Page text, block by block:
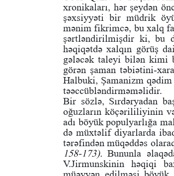
xronikaları, hər şeydən
şəxsiyyəti bir müdrik
mənim fikrimcə, bu xalq
şərtləndirilmişdir ki, bu
həqiqətdə xalqın görüş
gələcək taleyi bilən kimi
görən şaman təbiətini-
Halbuki, Şamanizm qədim
təəccübləndirməməlidir.
Bir sözlə, Sırdəryadan
oğuzların köçərililiyinin
adı böyük populyarlığa
də müxtəlif diyarlarda
tərəfindən müqəddəs
158-173). Bununla
V.Jirmunskinin həqiqi